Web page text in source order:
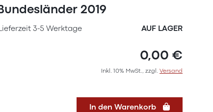
2019
AUF LAGER
3-5 Werktage
0,00 €
Inkl. 10% MwSt., zzgl. Versand
In den Warenkorb